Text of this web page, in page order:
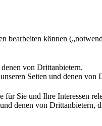
bearbeiten können
von Drittanbietern.
Seiten und denen von
Sie und Ihre Interessen
denen von